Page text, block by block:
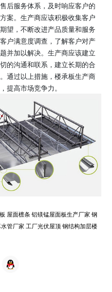
后服务体系，及时响应客户的
案。生产商应该积极收集客户
望，不断改进产品质量和服务
户满意度调查，了解客户对产
并加以解决。生产商应该建立
的沟通和联系，建立长期的合
通过以上措施，楼承板生产商
提高市场竞争力。
屋面檩条 铝镁锰屋面板生产厂家 钢
管厂家 工厂光伏屋顶 钢结构加层楼